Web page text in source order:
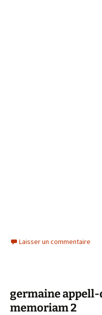
Laisser un commentaire
germaine
memoriam 2